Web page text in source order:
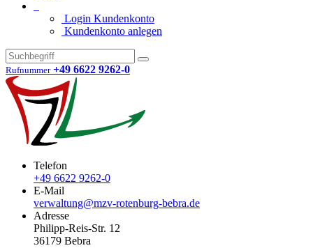
Login Kundenkonto
Kundenkonto anlegen
Rufnummer +49 6622 9262-0
Telefon
+49 6622 9262-0
E-Mail
verwaltung@mzv-rotenburg-bebra.de
Adresse
Philipp-Reis-Str. 12
36179 Bebra